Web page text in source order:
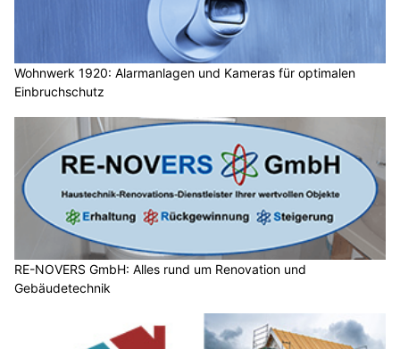
Wohnwerk 1920: Alarmanlagen und Kameras für optimalen
Einbruchschutz
RE-NOVERS GmbH: Alles rund um Renovation und
Gebäudetechnik